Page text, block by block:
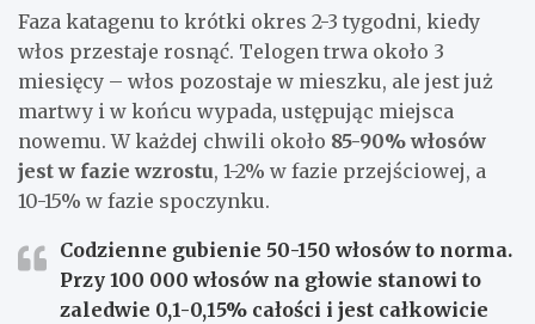
Faza katagenu to krótki okres 2-3 tygodni, kiedy
włos przestaje rosnąć. Telogen trwa około 3
miesięcy – włos pozostaje w mieszku, ale jest już
martwy i w końcu wypada, ustępując miejsca
nowemu. W każdej chwili około 85-90% włosów
jest w fazie wzrostu, 1-2% w fazie przejściowej, a
10-15% w fazie spoczynku.
Codzienne gubienie 50-150 włosów to norma.
Przy 100 000 włosów na głowie stanowi to
zaledwie 0,1-0,15% całości i jest całkowicie